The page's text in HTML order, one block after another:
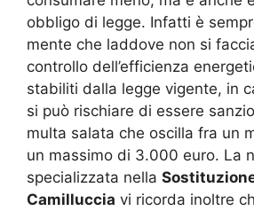
obbligo di legge. Infatti è
mente che laddove non si
controllo dell’efficienza
stabiliti dalla legge vigente, in
si può rischiare di essere
multa salata che oscilla fra un
un massimo di 3.000 euro. La
specializzata nella
Camilluccia vi ricorda inoltre